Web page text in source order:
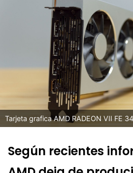
Tarjeta grafica AMD RADEON VII FE 34
Según recientes